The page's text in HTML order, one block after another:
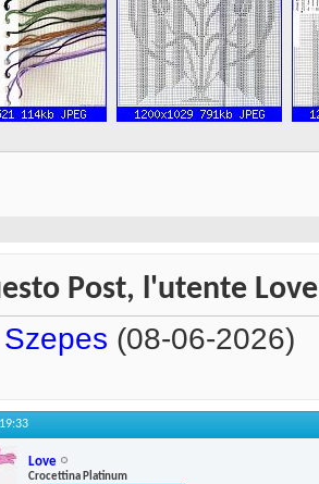
Post, l'utente
(08-06-2026)
19:33
Love
Crocettina Platinum